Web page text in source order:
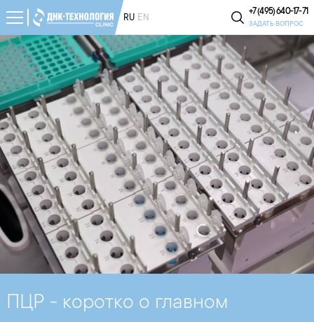
RU EN
+7 (495) 640-17-71
ЗАДАТЬ ВОПРОС
ПЦР - коротко о главном